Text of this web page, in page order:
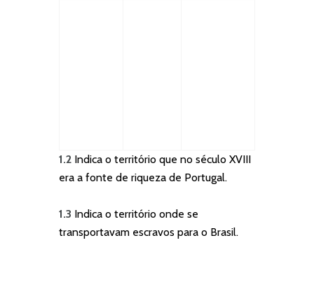
1.2 Indica o território que no século XVIII
era a fonte de riqueza de Portugal.
1.3 Indica o território onde se
transportavam escravos para o Brasil.